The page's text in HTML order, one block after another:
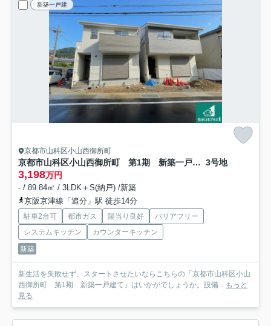
新築一戸建
京都市山科区小山西御所町
京都市山科区小山西御所町 第1期 新築一戸建て 3号地
3,198万円
- / 89.84㎡ / 3LDK＋S(納戸) /新築
京阪京津線「追分」駅 徒歩14分
駐車2台可 都市ガス 陽当り良好
バリアフリー
システムキッチン
カウンターキッチン
新築
新生活を失敗せず、スタートさせたいならこちらの「京都市山科区小山
西御所町 第1期 新築一戸建て」はいかがでしょうか。設備...
もっと
見る